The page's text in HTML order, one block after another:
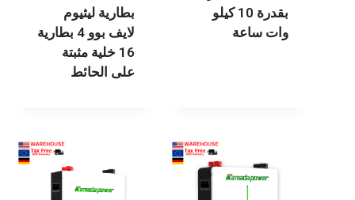
بقدرة 10 كيلو
وات ساعة
بطارية ليثيوم
لايف بوو 4 بطارية
16 خلية مثبتة
على الحائط